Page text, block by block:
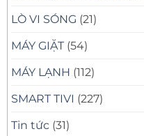
LÒ VI SÓNG (21)
MÁY GIẶT (54)
MÁY LẠNH (112)
SMART TIVI (227)
Tin tức (31)